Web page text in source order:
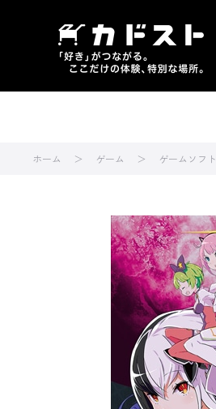
ホーム ゲーム ゲームソフト